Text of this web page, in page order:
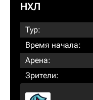
НХЛ
Тур:
Время начала:
Арена:
Зрители: